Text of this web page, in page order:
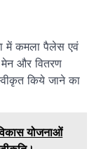
में कमला पैलेस एवं
मेन और वितरण
किये जाने का
योजनाओं